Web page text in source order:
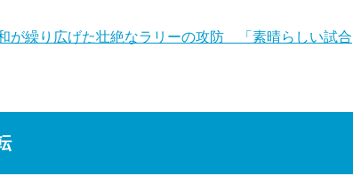
が繰り広げた壮絶なラリーの攻防 「素晴らしい試合